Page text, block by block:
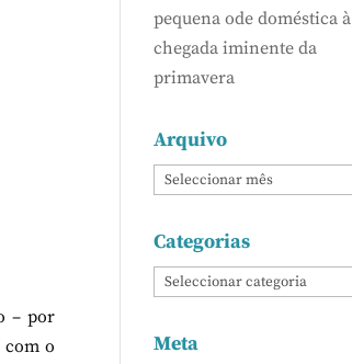
– por
com o
pequena ode doméstica à
chegada iminente da
primavera
Arquivo
Categorias
Meta